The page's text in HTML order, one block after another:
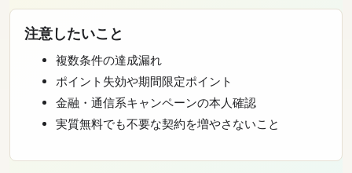
注意したいこと
複数条件の達成漏れ
ポイント失効や期間限定ポイント
金融・通信系キャンペーンの本人確認
実質無料でも不要な契約を増やさないこと